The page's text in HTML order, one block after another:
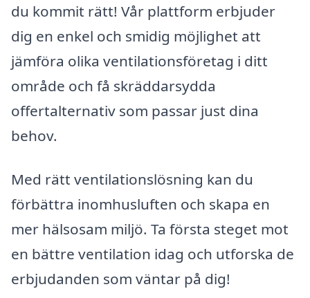
du kommit rätt! Vår plattform erbjuder
dig en enkel och smidig möjlighet att
jämföra olika ventilationsföretag i ditt
område och få skräddarsydda
offertalternativ som passar just dina
behov.
Med rätt ventilationslösning kan du
förbättra inomhusluften och skapa en
mer hälsosam miljö. Ta första steget mot
en bättre ventilation idag och utforska de
erbjudanden som väntar på dig!